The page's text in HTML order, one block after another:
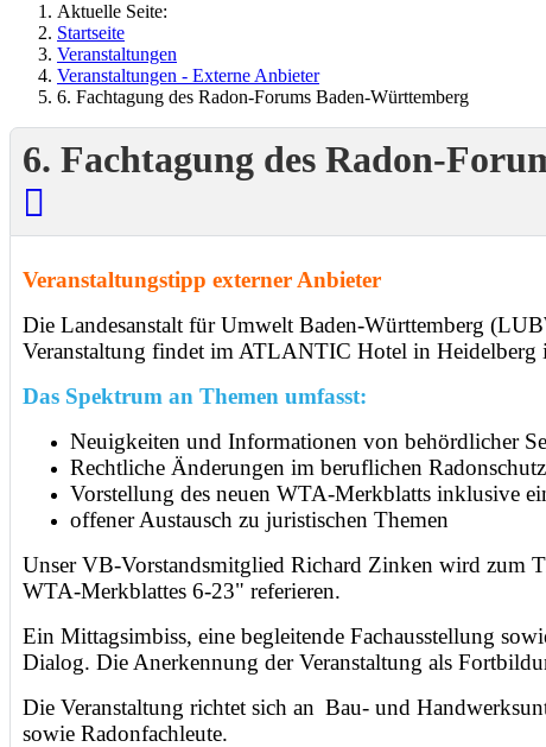
Aktuelle Seite:
Startseite
Veranstaltungen
Veranstaltungen - Externe Anbieter
6. Fachtagung des Radon-Forums Baden-Württemberg
6. Fachtagung des Radon-
Veranstaltungstipp externer Anbieter
Die Landesanstalt für Umwelt Baden-Württemberg
Veranstaltung findet im ATLANTIC Hotel in Heidelberg
Das Spektrum an Themen umfasst:
Neuigkeiten und Informationen von behördlicher
Rechtliche Änderungen im beruflichen Radonschutz
Vorstellung des neuen WTA-Merkblatts inklusive
offener Austausch zu juristischen Themen
Unser VB-Vorstandsmitglied Richard Zinken wird zum
WTA-Merkblattes 6-23" referieren.
Ein Mittagsimbiss, eine begleitende Fachausstellung
Dialog. Die Anerkennung der Veranstaltung als
Die Veranstaltung richtet sich an Bau- und
sowie Radonfachleute.